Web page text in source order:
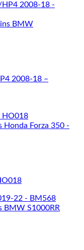
2008-18 –